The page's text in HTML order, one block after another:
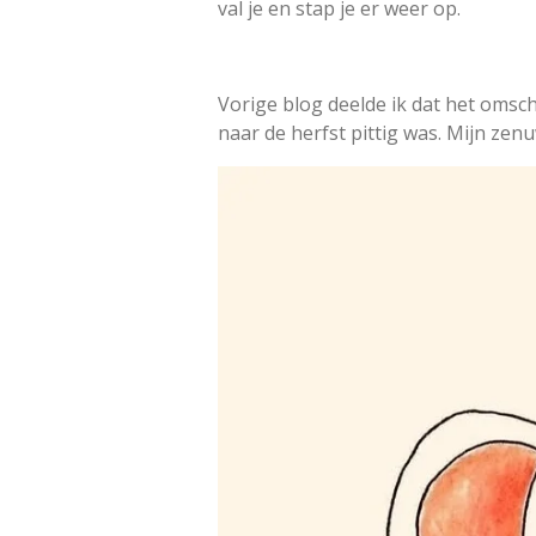
val je en stap je er weer op.
Vorige blog deelde ik dat het
naar de herfst pittig was. Mijn